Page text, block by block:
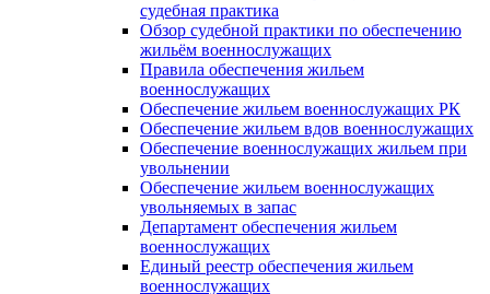
судебная практика
Обзор судебной практики по обеспечению
жильём военнослужащих
Правила обеспечения жильем
военнослужащих
Обеспечение жильем военнослужащих РК
Обеспечение жильем вдов военнослужащих
Обеспечение военнослужащих жильем при
увольнении
Обеспечение жильем военнослужащих
увольняемых в запас
Департамент обеспечения жильем
военнослужащих
Единый реестр обеспечения жильем
военнослужащих